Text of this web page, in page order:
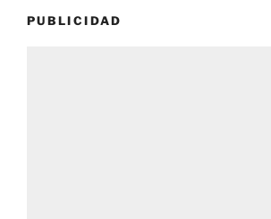
PUBLICIDAD